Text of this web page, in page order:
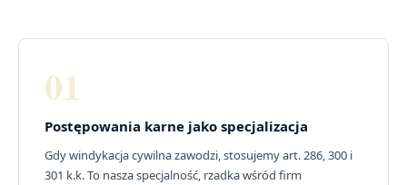
01
Postępowania karne jako specjalizacja
Gdy windykacja cywilna zawodzi, stosujemy art. 286, 300 i
301 k.k. To nasza specjalność, rzadka wśród firm